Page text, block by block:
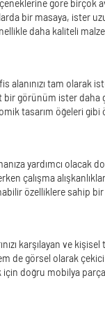
göre birçok
bir masaya, ister
daha kaliteli
alanınızı tam
görünüm ister daha
tasarım öğeleri
yardımcı
çalışma
özelliklere sahip
karşılayan ve kişisel
de görsel olarak
doğru mobilya